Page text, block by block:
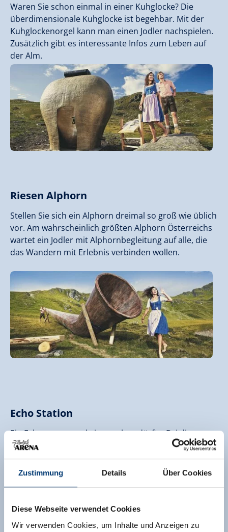
Zustimmung Details Über Cookies
Diese Webseite verwendet Cookies
Wir verwenden Cookies, um Inhalte und Anzeigen zu
Waren Sie schon einmal in einer Kuhglocke? Die
überdimensionale Kuhglocke ist begehbar. Mit der
Kuhglockenorgel kann man einen Jodler nachspielen.
Zusätzlich gibt es interessante Infos zum Leben auf
der Alm.
Riesen Alphorn
Stellen Sie sich ein Alphorn dreimal so groß wie üblich
vor. Am wahrscheinlich größten Alphorn Österreichs
wartet ein Jodler mit Alphornbegleitung auf alle, die
das Wandern mit Erlebnis verbinden wollen.
Echo Station
Ein Echo, wo es gar keines geben dürfte. Bei dieser
Station werden Naturgesetze außer Kraft gesetzt.
Beim Ausprobieren ist der Überraschungseffekt
garantiert.